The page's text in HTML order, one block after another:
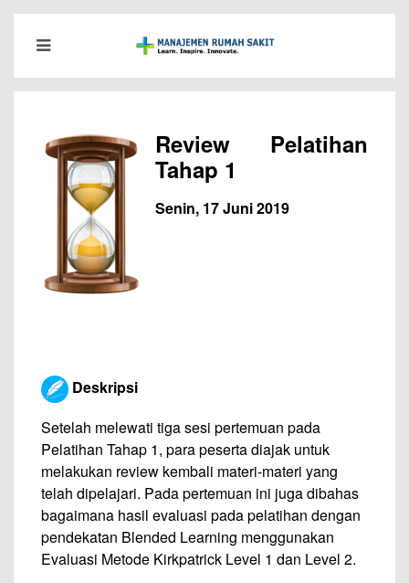
Review Pelatihan
Tahap 1
Senin, 17 Juni 2019
Deskripsi
Setelah melewati tiga sesi pertemuan pada
Pelatihan Tahap 1, para peserta diajak untuk
melakukan review kembali materi-materi yang
telah dipelajari. Pada pertemuan ini juga dibahas
bagaimana hasil evaluasi pada pelatihan dengan
pendekatan Blended Learning menggunakan
Evaluasi Metode Kirkpatrick Level 1 dan Level 2.